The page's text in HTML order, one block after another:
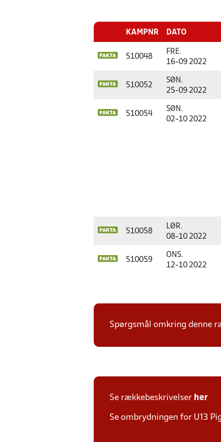
KAMPNR DATO
510048
FRE.
16-09 2022
510052
SØN.
25-09 2022
510054
SØN.
02-10 2022
510058
LØR.
08-10 2022
510059
ONS.
12-10 2022
Spørgsmål omkring denne
Se rækkebeskrivelser her
Se ombrydningen for U13